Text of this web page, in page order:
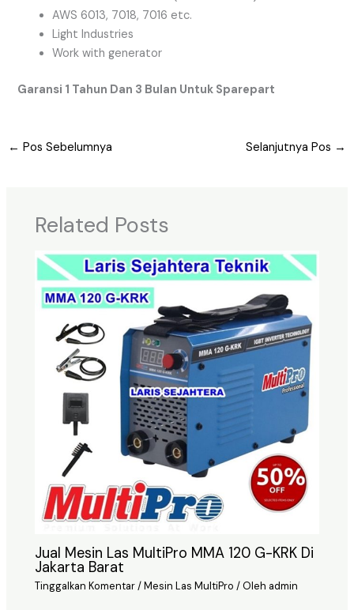
AWS 6013, 7018, 7016 etc.
Light Industries
Work with generator
Garansi 1 Tahun Dan 3 Bulan Untuk Sparepart
← Pos Sebelumnya Selanjutnya Pos →
Related Posts
Jual Mesin Las MultiPro MMA 120 G-KRK Di
Jakarta Barat
Tinggalkan Komentar/Mesin Las MultiPro / Oleh admin